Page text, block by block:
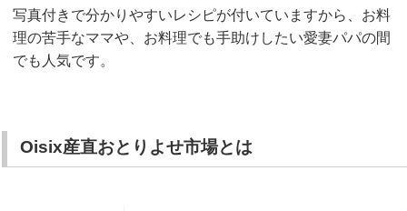
写真付きで分かりやすいレシピが付いていますから、お料
理の苦手なママや、お料理でも手助けしたい愛妻パパの間
でも人気です。
Oisix産直おとりよせ市場とは